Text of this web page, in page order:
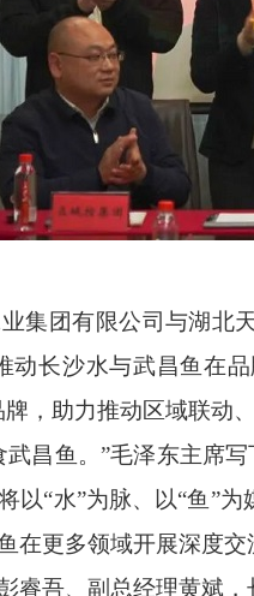
团有限公司与湖北天
动长沙水与武昌鱼在
，助力推动区域联动
鱼。”毛泽东主席写
以“水”为脉、以“鱼”
在更多领域开展深度
吾、副总经理黄斌，